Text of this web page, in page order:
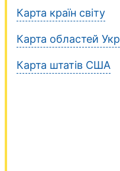
Карта країн світу
Карта областей
Карта штатів США